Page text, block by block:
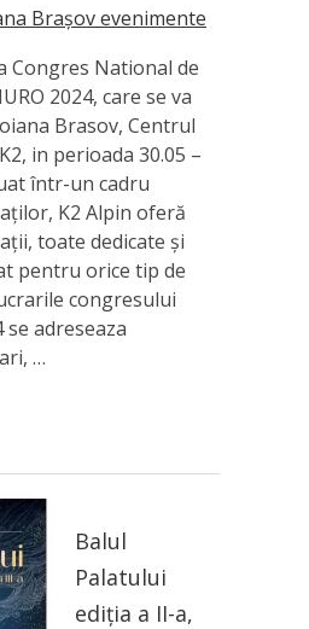
Brașov evenimente
Congres National de
2024, care se va
Brasov, Centrul
in perioada 30.05 –
într-un cadru
K2 Alpin oferă
toate dedicate și
pentru orice tip de
congresului
se adreseaza
…
Balul
Palatului
ediția a II-a,